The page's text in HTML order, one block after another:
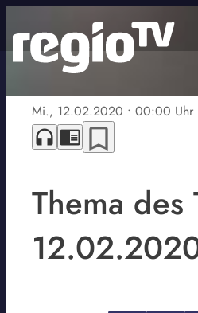
Mi., 12.02.2020 • 00:00 Uhr
headphones chrome_reader_mode bookmark_border
Thema des